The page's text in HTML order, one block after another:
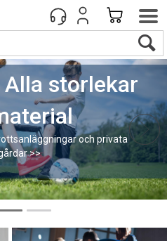
storlekar
och privata
>>